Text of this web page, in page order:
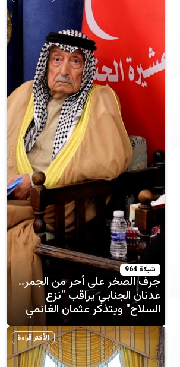
شبكة 964
جرف الصخر على أحر من الجمر..
عدنان الجنابي يراقب "نزع
السلاح" ويتذكر عثمان الغانمي
الأكثر قراءة